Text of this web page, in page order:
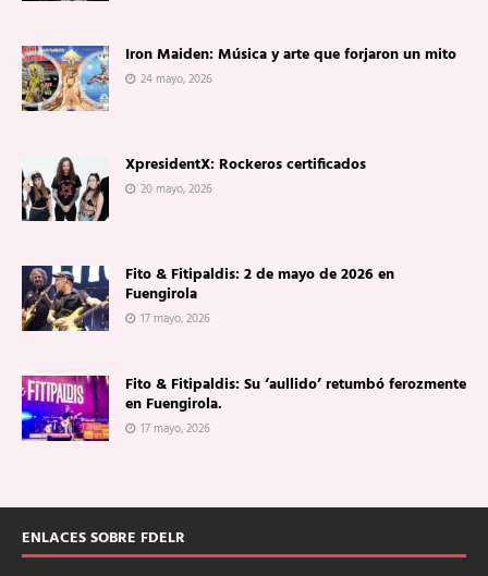
Iron Maiden: Música y arte que forjaron un mito
24 mayo, 2026
XpresidentX: Rockeros certificados
20 mayo, 2026
Fito & Fitipaldis: 2 de mayo de 2026 en
Fuengirola
17 mayo, 2026
Fito & Fitipaldis: Su ‘aullido’ retumbó ferozmente
en Fuengirola.
17 mayo, 2026
ENLACES SOBRE FDELR